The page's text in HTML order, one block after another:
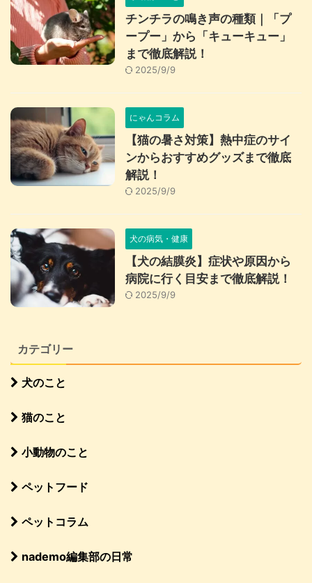
チンチラの鳴き声の種類｜「プ
ープー」から「キューキュー」
まで徹底解説！
2025/9/9
にゃんコラム
【猫の暑さ対策】熱中症のサイ
ンからおすすめグッズまで徹底
解説！
2025/9/9
犬の病気・健康
【犬の結膜炎】症状や原因から
病院に行く目安まで徹底解説！
2025/9/9
カテゴリー
犬のこと
猫のこと
小動物のこと
ペットフード
ペットコラム
nademo編集部の日常